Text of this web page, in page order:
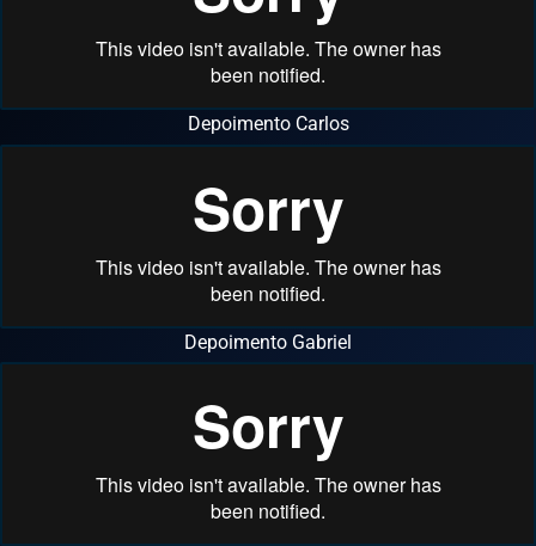
Depoimento Carlos
Depoimento Gabriel